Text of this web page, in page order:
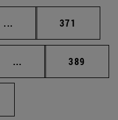
... Páginas intermedias
Página
371
... Páginas intermedias
Página
389